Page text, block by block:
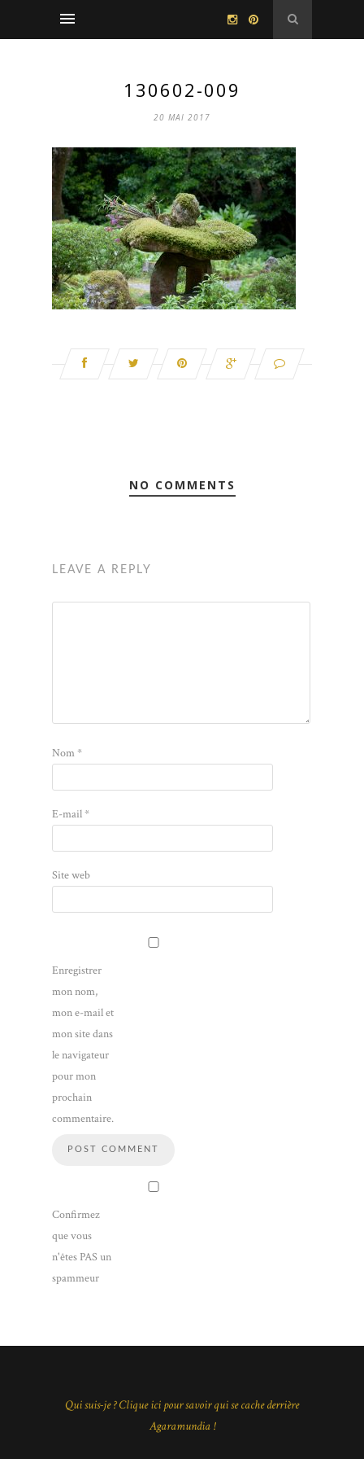
130602-009
20 MAI 2017
NO COMMENTS
LEAVE A REPLY
Nom*
E-mail*
Site web
Enregistrer
mon nom,
mon e-mail et
mon site dans
le navigateur
pour mon
prochain
commentaire.
Confirmez
que vous
n'êtes PAS un
spammeur
Qui suis-je ? Clique ici pour savoir qui se cache derrière
Agaramundia !